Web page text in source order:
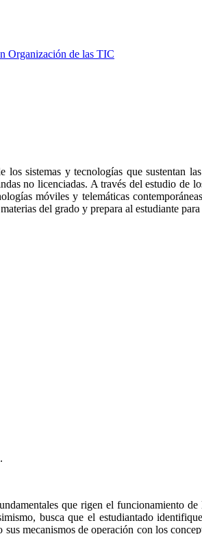
Organización de las TIC
sistemas y tecnologías que sustentan
no licenciadas. A través del estudio de
móviles y telemáticas
del grado y prepara al estudiante
que rigen el funcionamiento
busca que el estudiantado
mecanismos de operación con los